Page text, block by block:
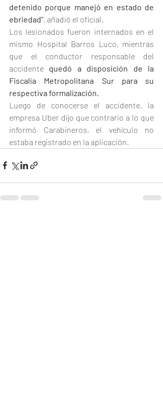
detenido porque manejó en estado de
ebriedad", añadió el oficial.
Los lesionados fueron internados en el
mismo Hospital Barros Luco, mientras
que el conductor responsable del
accidente quedó a disposición de la
Fiscalía Metropolitana Sur para su
respectiva formalización.
Luego de conocerse el accidente, la
empresa Uber dijo que contrario a lo que
informó Carabineros, el vehículo no
estaba registrado en la aplicación.